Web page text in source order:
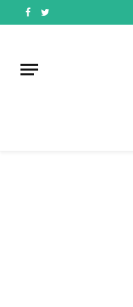
Facebook
Twitter